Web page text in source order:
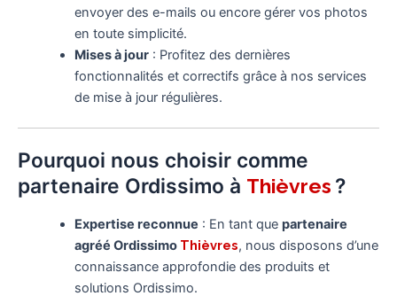
envoyer des e-mails ou encore gérer vos photos
en toute simplicité.
Mises à jour: Profitez des dernières
fonctionnalités et correctifs grâce à nos services
de mise à jour régulières.
Pourquoi nous choisir comme
partenaire Ordissimo à Thièvres ?
Expertise reconnue : En tant que partenaire
agréé Ordissimo Thièvres, nous disposons d’une
connaissance approfondie des produits et
solutions Ordissimo.